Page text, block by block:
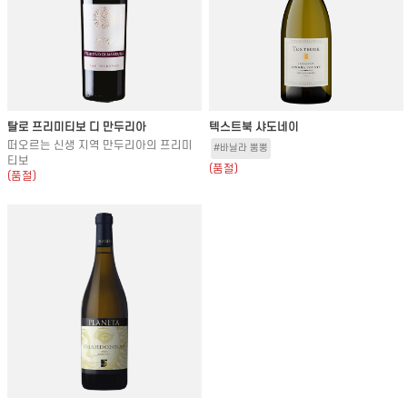
탈로 프리미티보 디 만두리아
떠오르는 신생 지역 만두리아의 프리미
티보
(품절)
텍스트북 샤도네이
#바닐라 뿜뿡
(품절)